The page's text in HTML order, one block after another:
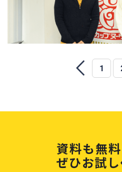
1
資料も無料
ぜひお試し